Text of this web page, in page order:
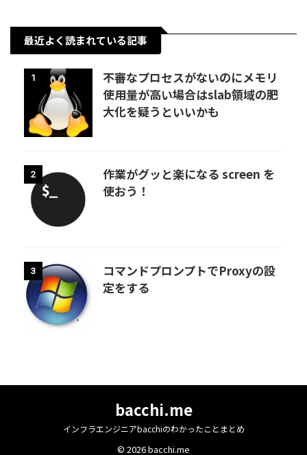
最近よく読まれている記事
1
不審なプロセスがないのにメモリ
使用量が高い場合はslab領域の肥
大化を疑うといいかも
2
作業がグッと楽になる screen を
使おう！
3
コマンドプロンプトでProxyの設
定をする
bacchi.me
インフラエンジニアbacchiのわかったことまとめ
© 2026 bacchi.me